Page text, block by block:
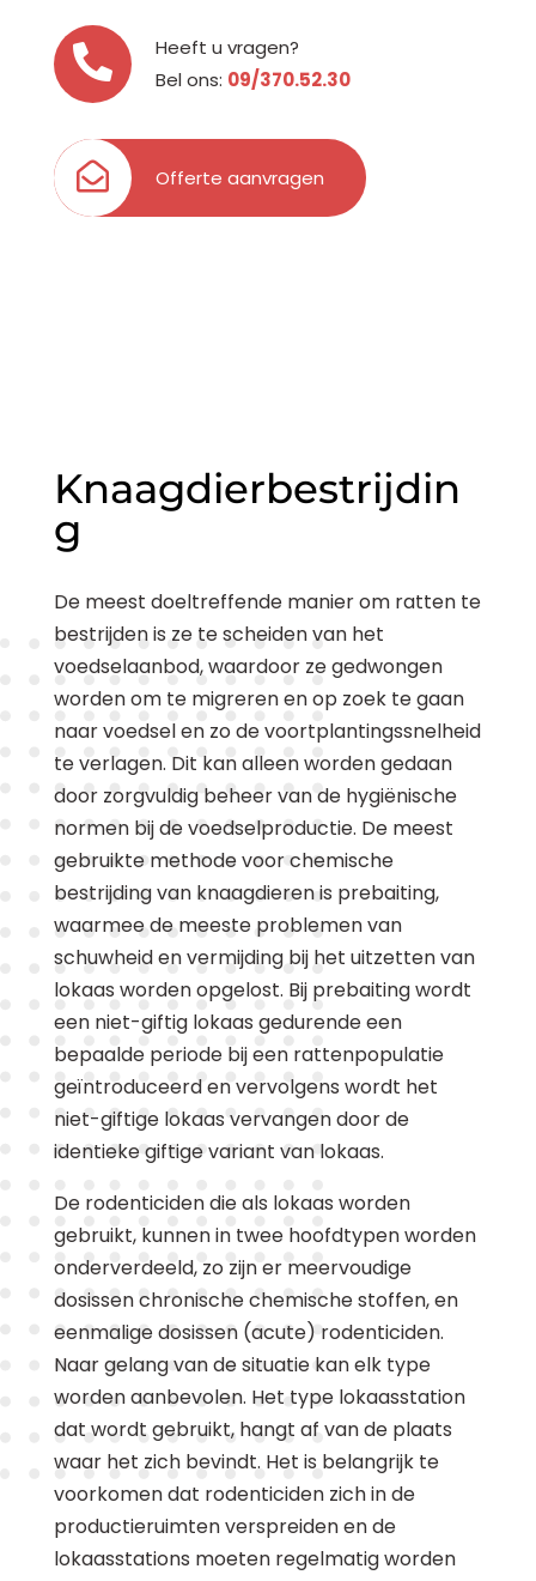
Heeft u vragen?
Bel ons: 09/370.52.30
Offerte aanvragen
Knaagdierbestrijdin
g
De meest doeltreffende manier om ratten te
bestrijden is ze te scheiden van het
voedselaanbod, waardoor ze gedwongen
worden om te migreren en op zoek te gaan
naar voedsel en zo de voortplantingssnelheid
te verlagen. Dit kan alleen worden gedaan
door zorgvuldig beheer van de hygiënische
normen bij de voedselproductie. De meest
gebruikte methode voor chemische
bestrijding van knaagdieren is prebaiting,
waarmee de meeste problemen van
schuwheid en vermijding bij het uitzetten van
lokaas worden opgelost. Bij prebaiting wordt
een niet-giftig lokaas gedurende een
bepaalde periode bij een rattenpopulatie
geïntroduceerd en vervolgens wordt het
niet-giftige lokaas vervangen door de
identieke giftige variant van lokaas.
De rodenticiden die als lokaas worden
gebruikt, kunnen in twee hoofdtypen worden
onderverdeeld, zo zijn er meervoudige
dosissen chronische chemische stoffen, en
eenmalige dosissen (acute) rodenticiden.
Naar gelang van de situatie kan elk type
worden aanbevolen. Het type lokaasstation
dat wordt gebruikt, hangt af van de plaats
waar het zich bevindt. Het is belangrijk te
voorkomen dat rodenticiden zich in de
productieruimten verspreiden en de
lokaasstations moeten regelmatig worden